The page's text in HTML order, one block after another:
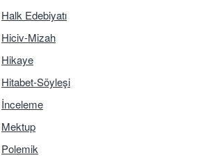
Halk Edebiyatı
Hiciv-Mizah
Hikaye
Hitabet-Söyleşi
İnceleme
Mektup
Polemik